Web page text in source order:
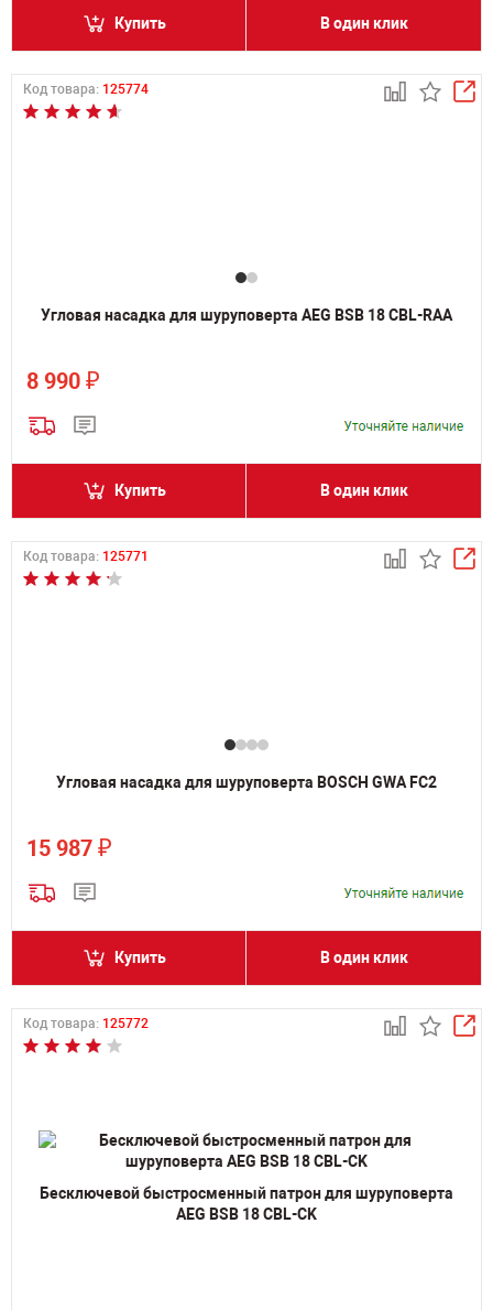
Купить В один клик
Код товара: 125774
Угловая насадка для шуруповерта AEG BSB 18 CBL-RAA
8 990 ₽
Купить В один клик
Код товара: 125771
Угловая насадка для шуруповерта BOSCH GWA FC2
15 987 ₽
Купить В один клик
Код товара: 125772
Бесключевой быстросменный патрон для шуруповерта
AEG BSB 18 CBL-CK